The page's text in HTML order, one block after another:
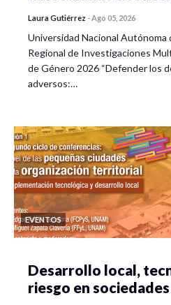
Laura Gutiérrez -Ago 05, 2026
Universidad Nacional Autónoma
Regional de Investigaciones
de Género 2026 “Defender los
adversos:…
EVENTOS
Desarrollo local,
riesgo en